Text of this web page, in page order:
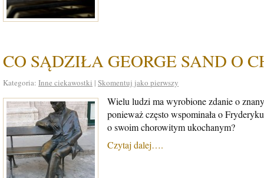
CO SĄDZIŁA GEORGE SAND O
Kategoria: Inne ciekawostki | Skomentuj jako pierwszy
Wielu ludzi ma wyrobione zdanie o
ponieważ często wspominała o
o swoim chorowitym ukochanym?
Czytaj dalej….